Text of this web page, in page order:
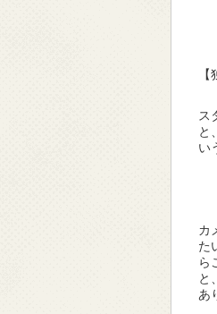
ス
と
い
カ
た
ら
と
あ